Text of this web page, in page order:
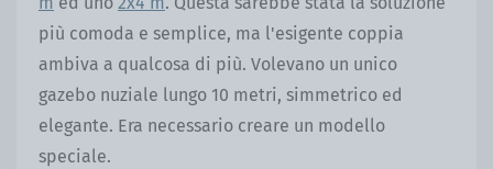
più comoda e semplice, ma l'esigente coppia
ambiva a qualcosa di più. Volevano un unico
gazebo nuziale lungo 10 metri, simmetrico ed
elegante. Era necessario creare un modello
speciale.